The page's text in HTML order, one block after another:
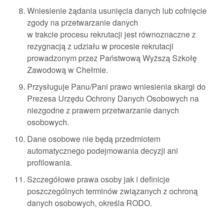
Wniesienie żądania usunięcia danych lub cofnięcie
zgody na przetwarzanie danych
w trakcie procesu rekrutacji jest równoznaczne z
rezygnacją z udziału w procesie rekrutacji
prowadzonym przez Państwową Wyższą Szkołę
Zawodową w Chełmie.
Przysługuje Panu/Pani prawo wniesienia skargi do
Prezesa Urzędu Ochrony Danych Osobowych na
niezgodne z prawem przetwarzanie danych
osobowych.
Dane osobowe nie będą przedmiotem
automatycznego podejmowania decyzji ani
profilowania.
Szczegółowe prawa osoby jak i definicje
poszczególnych terminów związanych z ochroną
danych osobowych, określa RODO.